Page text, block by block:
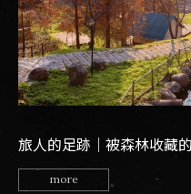
旅人的足跡｜被森林收藏
more